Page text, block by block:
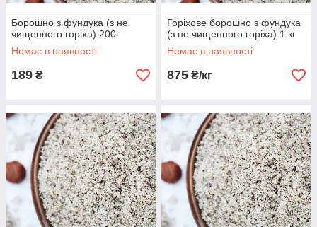
Борошно з фундука (з не
чищенного горіха) 200г
Немає в наявності
189 ₴
Горіхове борошно з фундука
(з не чищенного горіха) 1 кг
Немає в наявності
875 ₴/кг